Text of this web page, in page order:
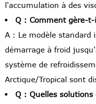
l'accumulation à des
Q : Comment gère-
A : Le modèle standard
démarrage à froid
système de
Arctique/Tropical sont
Q : Quelles